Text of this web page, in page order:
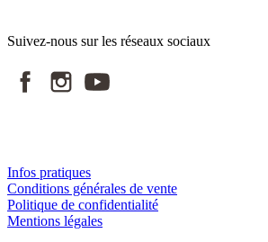
Suivez-nous sur les réseaux sociaux
Infos pratiques
Conditions générales de vente
Politique de confidentialité
Mentions légales